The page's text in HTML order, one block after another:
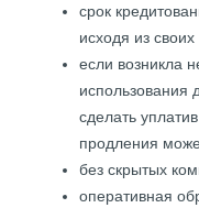
срок
исходя из
если возникла
использования
сделать
продления
без скрытых
оперативная